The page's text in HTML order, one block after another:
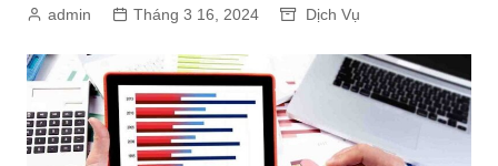
admin Tháng 3 16, 2024 Dịch Vụ